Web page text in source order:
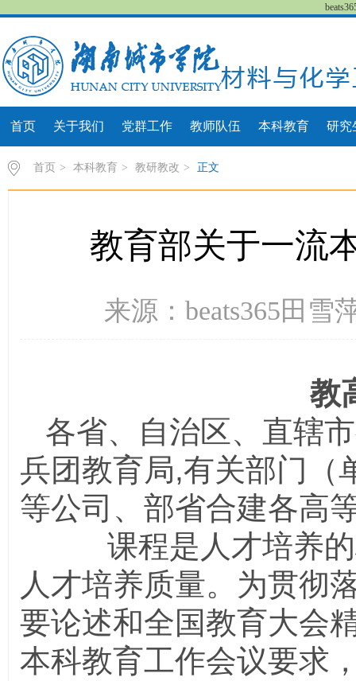
首页 关于我们 党群工作 教师队伍 本科教育 研究
首页 > 本科教育 > 教研教改 > 正文
教育部关于一流
来源：beats365田雪
教
各省、自治区、直辖
兵团教育局,有关部门（
等公司、部省合建各高
课程是人才培养的
人才培养质量。为贯彻
要论述和全国教育大会
本科教育工作会议要求